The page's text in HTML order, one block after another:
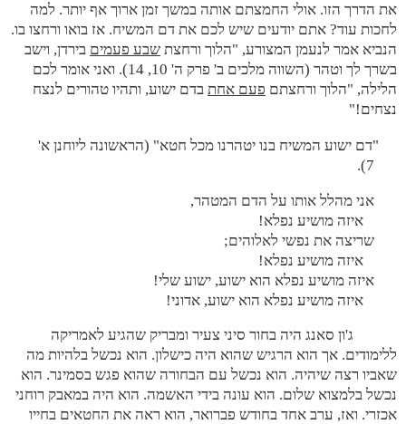
את הדרך הזו. אולי החמצתם אותה במשך זמן ארוך אף יותר. למה
לחכות עוד? אתם יודעים שיש לכם את דם המשיח. אז בואו ורחצו בו.
הנביא אמר לנעמן המצורע, "הלוך ורחצת שבע פעמים בירדן, וישב
בשרך לך וטהר (השווה מלכים ב' פרק ה' 10, 14). ואני אומר לכם
הלילה, "הלוך ורחצתם פעם אחת בדם ישוע, ותהיו טהורים לנצח
נצחים!"
"דם ישוע המשיח בנו יטהרנו מכל חטא" (הראשונה ליוחנן א'
7).
אני מהלל אותו על הדם המטהר,
איזה מושיע נפלא!
שריצה את נפשי לאלוהים;
איזה מושיע נפלא!
איזה מושיע נפלא הוא ישוע, ישוע שלי!
איזה מושיע נפלא הוא ישוע, אדוני!
ג'ון סאנג היה בחור סיני צעיר ומבריק שהגיע לאמריקה
ללימודים. אך הוא הרגיש שהוא היה כישלון. הוא נכשל בלהיות מה
שאביו רצה שיהיה. הוא נכשל עם הבחורה שהוא פגש בסמינר. הוא
נכשל בלמצוא שלום. הוא עונה בידי האשמה. הוא היה במאבק רוחני
אכזרי. ואז, ערב אחד בחודש פברואר, הוא ראה את החטאים בחייו